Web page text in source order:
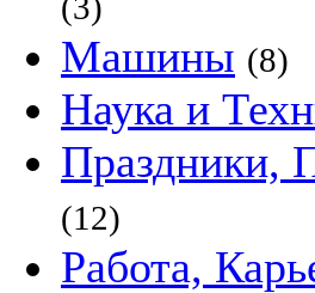
Машины (8)
Наука и
Праздники,
(12)
Работа,